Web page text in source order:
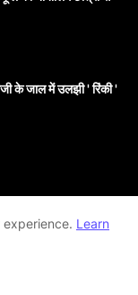
के जाल में उलझी ' रिंकी '
Disclaimer
Learn